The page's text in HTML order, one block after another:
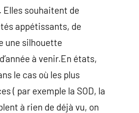
Elles souhaitent de
appétissants, de
une silhouette
à venir.En états,
le cas où les plus
( par exemple la SOD, la
à rien de déjà vu, on